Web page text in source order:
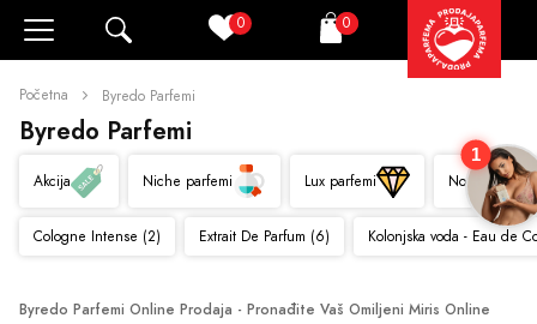
0 Korpa
0
Početna Byredo Parfemi
Byredo Parfemi
Akcija Niche parfemi Lux parfemi Novo
Cologne Intense (2) Extrait De Parfum (6) Kolonjska voda - Eau de
Byredo Parfemi Online Prodaja - Pronađite Vaš Omiljeni Miris Online
1